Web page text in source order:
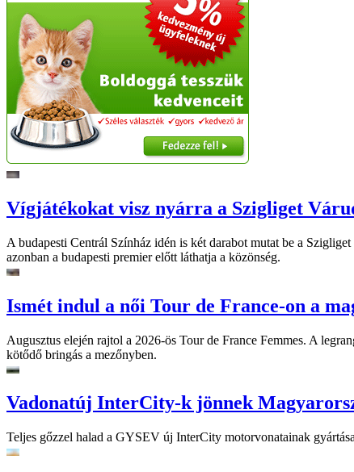
Vígjátékokat visz nyárra a Szigliget
A budapesti Centrál Színház idén is két darabot mutat be a
azonban a budapesti premier előtt láthatja a közönség.
Ismét indul a női Tour de France-on a
Augusztus elején rajtol a 2026-ös Tour de France Femmes. A
kötődő bringás a mezőnyben.
Vadonatúj InterCity-k jönnek
Teljes gőzzel halad a GYSEV új InterCity motorvonatainak